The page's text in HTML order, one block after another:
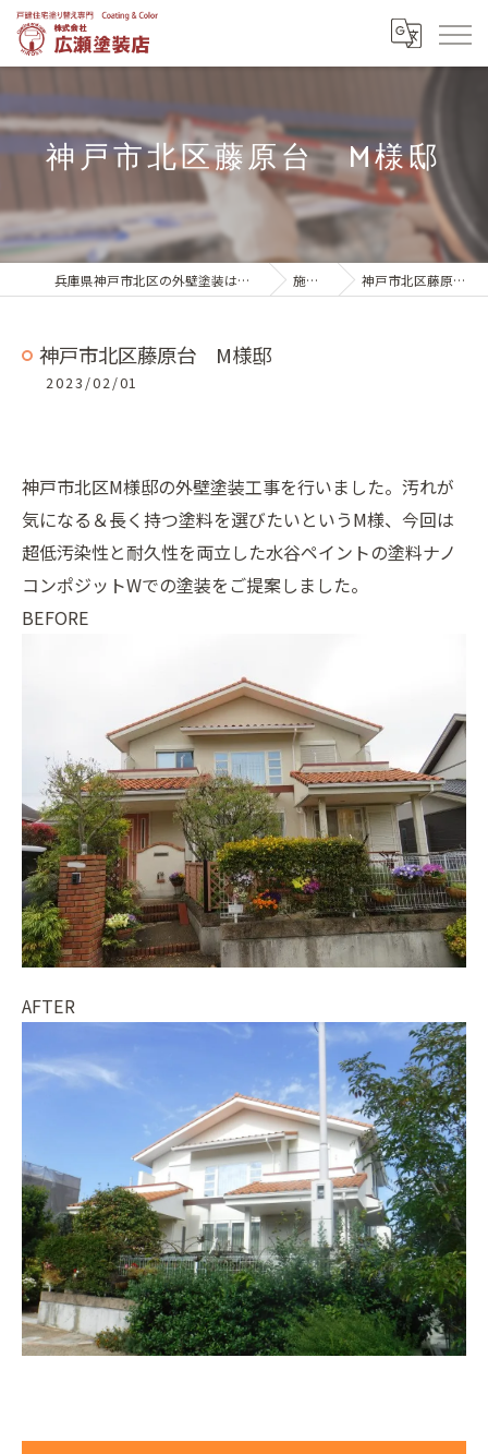
神戸市北区藤原台 M様邸
兵庫県神戸市北区の外壁塗装は株式会社広瀬塗装店 施工実績 神戸市北区藤原台 M様邸
神戸市北区藤原台 M様邸
2023/02/01
神戸市北区M様邸の外壁塗装工事を行いました。汚れが
気になる＆長く持つ塗料を選びたいというM様、今回は
超低汚染性と耐久性を両立した水谷ペイントの塗料ナノ
コンポジットWでの塗装をご提案しました。
BEFORE
AFTER